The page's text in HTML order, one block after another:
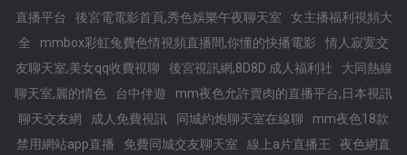
直播平台
後宮電電影首頁,秀色娛樂午夜聊天室
女主播福利視頻大
全
mmbox彩虹兔費色情視頻直播間,你懂的快播電影
情人寂寞交
友聊天室,美女qq收費視聊
後宮視訊網,8D8D 成人福利社
大同熱線
聊天室,麗的情色
台中伴遊
mm夜色允許賣肉的直播平台,日本視訊
聊天交友網
成人免費視訊 同城約炮聊天室在線聊
mm夜色18款
禁用網站app直播
免費同城交友聊天室 線上a片直播王
夜色網直